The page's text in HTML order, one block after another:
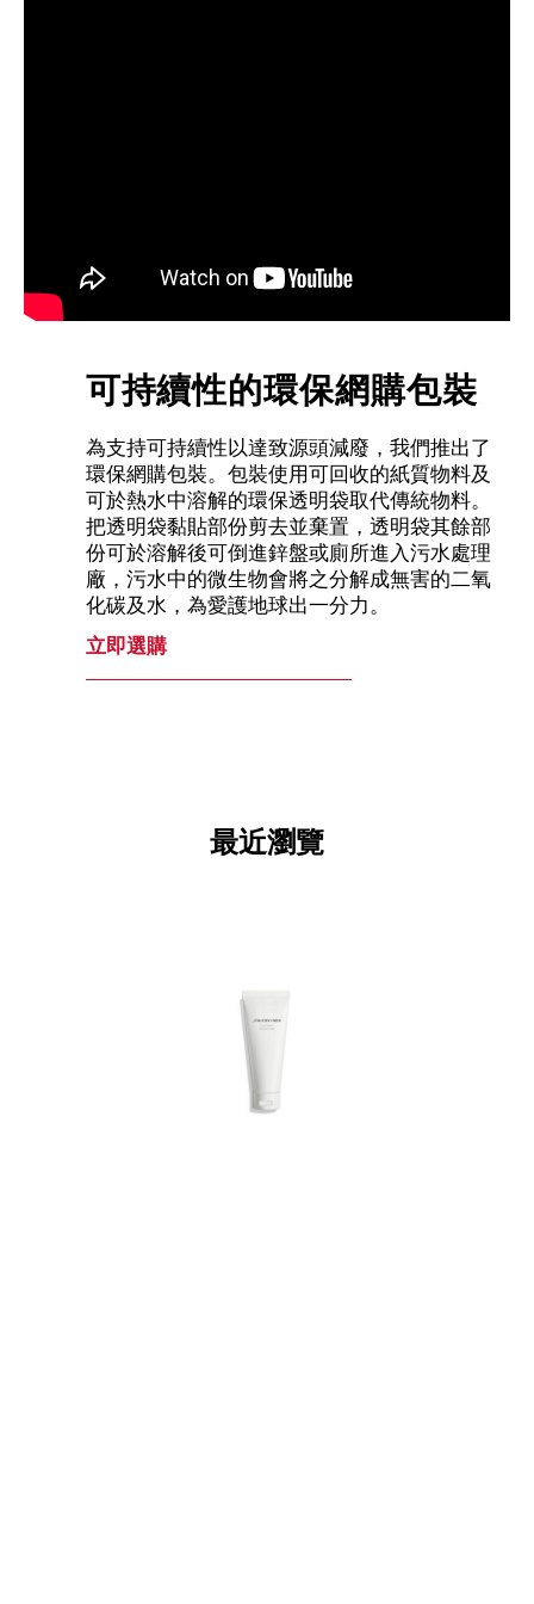
可持續性的環保網購包裝
為支持可持續性以達致源頭減廢，我們推出了
環保網購包裝。包裝使用可回收的紙質物料及
可於熱水中溶解的環保透明袋取代傳統物料。
把透明袋黏貼部份剪去並棄置，透明袋其餘部
份可於溶解後可倒進鋅盤或廁所進入污水處理
廠，污水中的微生物會將之分解成無害的二氧
化碳及水，為愛護地球出一分力。
立即選購
最近瀏覽